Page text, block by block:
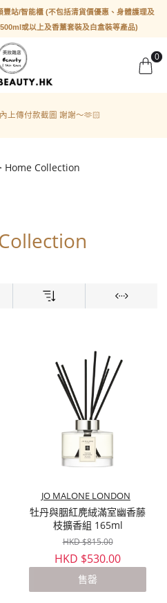
站/智能櫃 (不包括清貨價優惠、身體護理及
或以上及香薰套裝及白盒裝等產品)
0
上傳付款截圖 謝謝～🫶🏻
Home Collection
JO MALONE LONDON
牡丹與胭紅麂絨滿室幽香藤
枝擴香組 165ml
HKD $815.00
HKD $530.00
售罄